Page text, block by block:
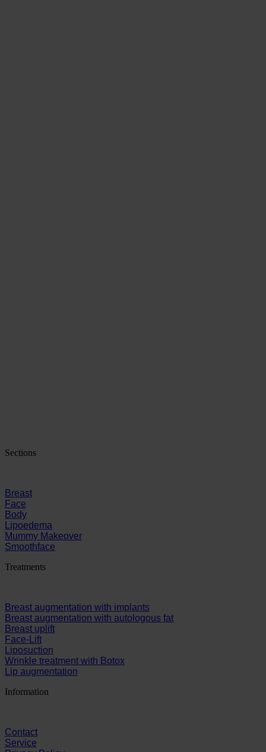
Sections
Breast
Face
Body
Lipoedema
Mummy Makeover
Smoothface
Treatments
Breast augmentation with implants
Breast augmentation with autologous fat
Breast uplift
Face-Lift
Liposuction
Wrinkle treatment with Botox
Lip augmentation
Information
Contact
Service